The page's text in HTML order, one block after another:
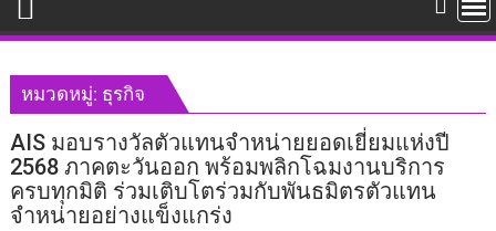
หมวดหมู่: ธุรกิจ
AIS มอบรางวัลตัวแทนจำหน่ายยอดเยี่ยมแห่งปี
2568 ภาคตะวันออก พร้อมพลิกโฉมงานบริการ
ครบทุกมิติ ร่วมเติบโตร่วมกับพันธมิตรตัวแทน
จำหน่ายอย่างแข็งแกร่ง